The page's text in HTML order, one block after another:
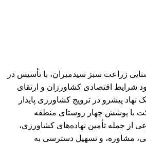
زراعت سبز سیدمیران، با تأسیس در
بهبود شرایط اقتصادی کشاورزان و ارتقای
نهاد پیشرو در ترویج کشاورزی پایدار
با پوشش چهار روستای منطقه
از جمله تأمین نهاده‌های کشاورزی،
مشاوره، و تسهیل دسترسی به